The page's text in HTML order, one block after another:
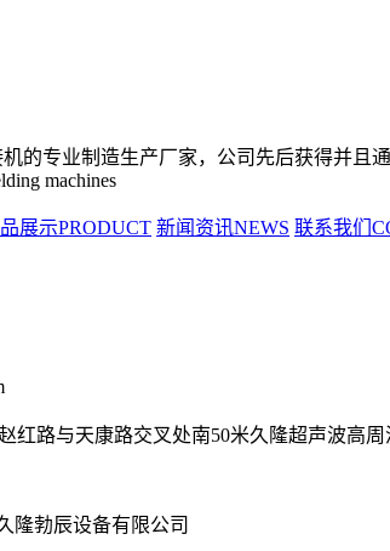
的专业制造生产厂家，公司先后获得并且通
machines
展示PRODUCT 新闻资讯NEWS 联系我们
红路与天康路交叉处南50米久隆超声波高
隆勃辰设备有限公司